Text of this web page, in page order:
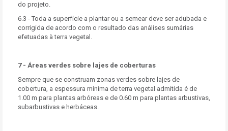
do projeto.
6.3 - Toda a superfície a plantar ou a semear deve ser adubada e
corrigida de acordo com o resultado das análises sumárias
efetuadas à terra vegetal.
7 - Áreas verdes sobre lajes de coberturas
Sempre que se construam zonas verdes sobre lajes de
cobertura, a espessura mínima de terra vegetal admitida é de
1.00 m para plantas arbóreas e de 0.60 m para plantas arbustivas,
subarbustivas e herbáceas.